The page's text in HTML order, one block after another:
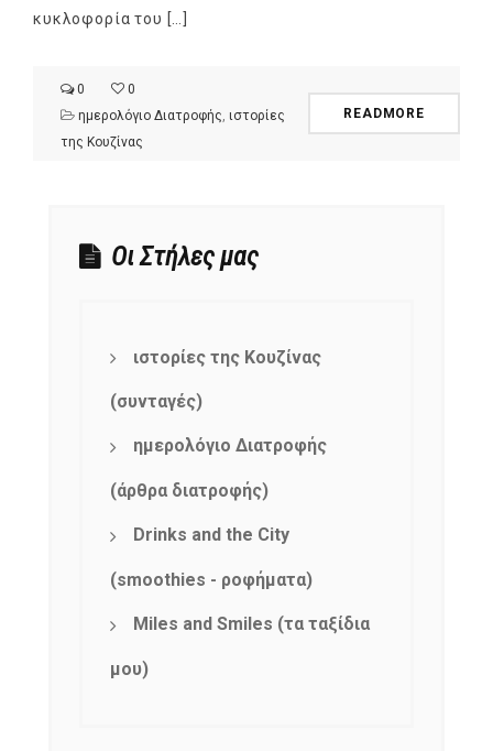
κυκλοφορία του […]
0
0
ημερολόγιο Διατροφής ιστορίες
της Κουζίνας
READMORE
Οι Στήλες μας
ιστορίες της Κουζίνας
(συνταγές)
ημερολόγιο Διατροφής
(άρθρα διατροφής)
Drinks and the City
(smoothies - ροφήματα)
Miles and Smiles (τα ταξίδια
μου)